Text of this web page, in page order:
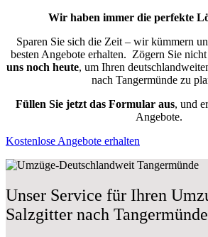
Wir haben immer die perfekte
Sparen Sie sich die Zeit – wir kümmern
besten Angebote erhalten. Zögern Sie
uns noch heute, um Ihren
nach Tangermünde zu
Füllen Sie jetzt das Formular aus, und
Angebote.
Kostenlose Angebote erhalten
Unser Service für Ihren
Salzgitter nach Tangermünde